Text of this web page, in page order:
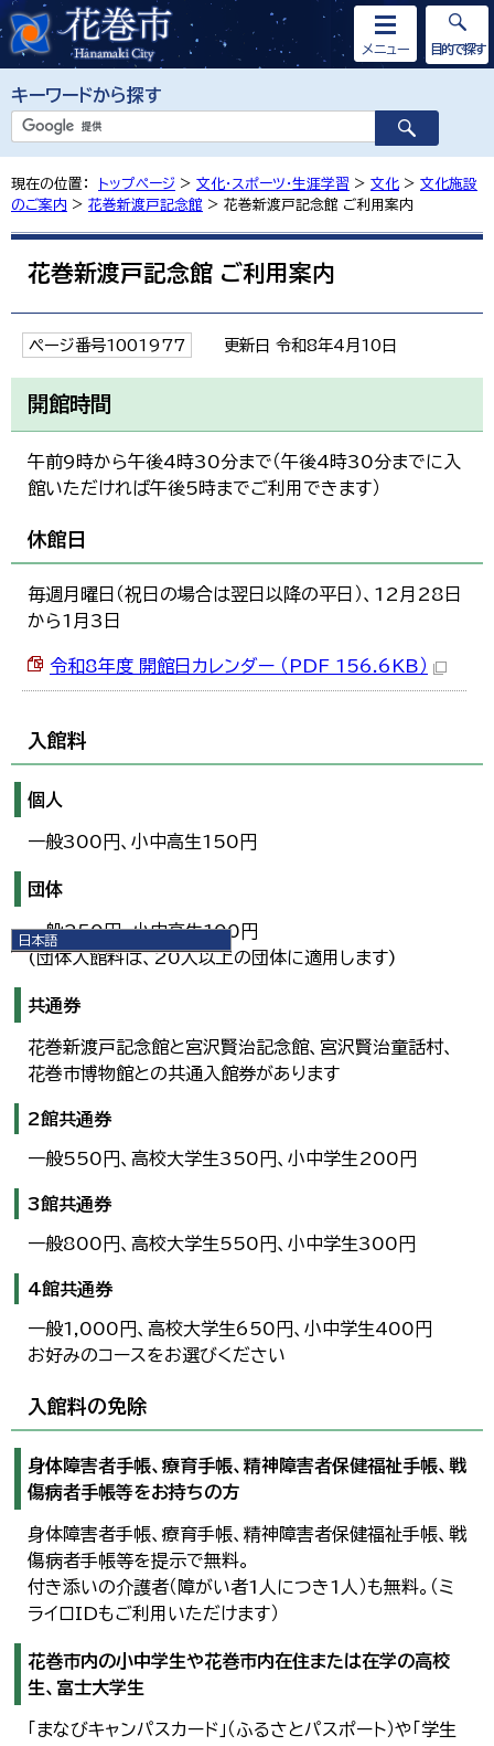
キーワードから探す
メニュー
日本語
日本語
한국어
简体中文
繁體中文
目的で探す
現在の位置： トップページ > 文化・スポーツ・生涯学習 > 文化 > 文化施設
のご案内 > 花巻新渡戸記念館 > 花巻新渡戸記念館 ご利用案内
花巻新渡戸記念館 ご利用案内
ページ番号1001977 更新日 令和8年4月10日
開館時間
午前9時から午後4時30分まで（午後4時30分までに入
館いただければ午後5時までご利用できます）
休館日
毎週月曜日（祝日の場合は翌日以降の平日）、12月28日
から1月3日
令和8年度 開館日カレンダー （PDF 156.6KB）
入館料
個人
一般300円、小中高生150円
団体
一般250円、小中高生100円
(団体入館料は、20人以上の団体に適用します)
共通券
花巻新渡戸記念館と宮沢賢治記念館、宮沢賢治童話村、
花巻市博物館との共通入館券があります
2館共通券
一般550円、高校大学生350円、小中学生200円
3館共通券
一般800円、高校大学生550円、小中学生300円
4館共通券
一般1,000円、高校大学生650円、小中学生400円
お好みのコースをお選びください
入館料の免除
身体障害者手帳、療育手帳、精神障害者保健福祉手帳、戦
傷病者手帳等をお持ちの方
身体障害者手帳、療育手帳、精神障害者保健福祉手帳、戦
傷病者手帳等を提示で無料。
付き添いの介護者（障がい者1人につき1人）も無料。（ミ
ライロIDもご利用いただけます）
花巻市内の小中学生や花巻市内在住または在学の高校
生、富士大学生
「まなびキャンパスカード」（ふるさとパスポート）や「学生